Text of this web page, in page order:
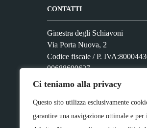
Ci teniamo alla privacy
Questo sito utilizza esclusivamente
garantire una navigazione ottimale e per
CONTATTI
Ginestra degli Schiavoni
Via Porta Nuova, 2
Codice fiscale / P.
00688690627
Numero verde: 0824 961002
PEC: